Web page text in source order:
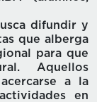
difundir y
que alberga
para que
Aquellos
a la
en